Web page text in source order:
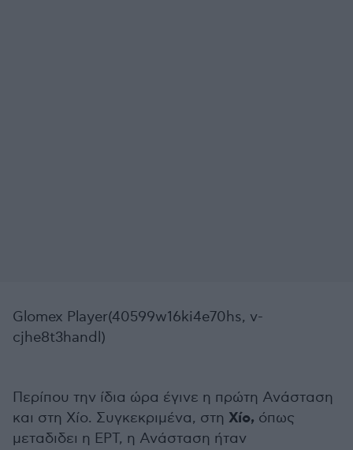
Glomex Player(40599w16ki4e70hs, v-
cjhe8t3handl)
Περίπου την ίδια ώρα έγινε η πρώτη Ανάσταση
και στη Χίο. Συγκεκριμένα, στη Χίο, όπως
μεταδιδει η ΕΡΤ, η Ανάσταση ήταν